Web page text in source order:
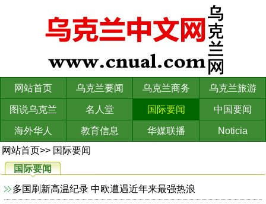
网站首页 乌克兰要闻 乌克兰商务 乌克兰旅游
图说乌克兰 名人堂 国际要闻 中国要闻
海外华人 教育信息 华媒联播
Noticia
网站首页>> 国际要闻
国际要闻
多国刷新高温纪录 中欧遭遇近年来最强热浪